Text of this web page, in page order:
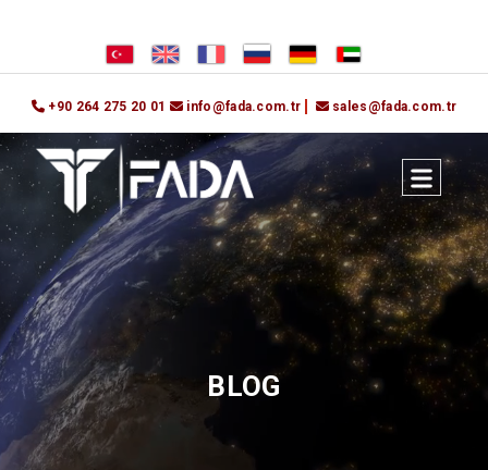
+90 264 275 20 01 info@fada.com.tr sales@fada.com.tr
BLOG